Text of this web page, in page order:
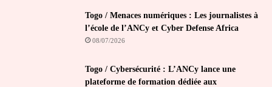
Togo / Menaces numériques : Les journalistes à
l’école de l’ANCy et Cyber Defense Africa
08/07/2026
Togo / Cybersécurité : L’ANCy lance une
plateforme de formation dédiée aux